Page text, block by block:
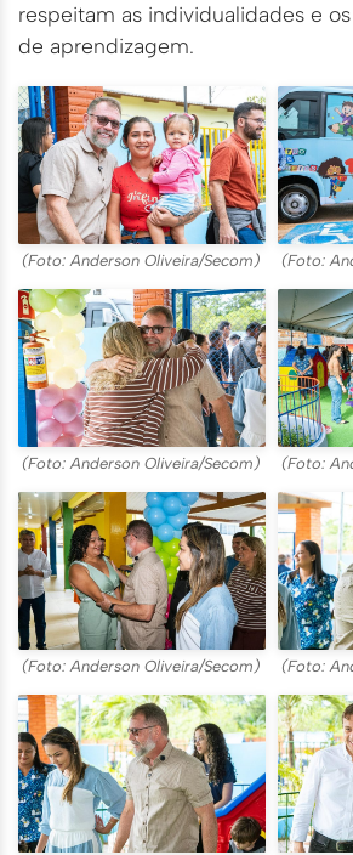
respeitam as individualidades e
de aprendizagem.
(Foto: Anderson Oliveira/Secom) (Foto:
(Foto: Anderson Oliveira/Secom) (Foto:
(Foto: Anderson Oliveira/Secom) (Foto: